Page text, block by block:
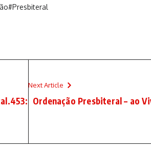
Next Article
Ordenação Presbiteral – ao